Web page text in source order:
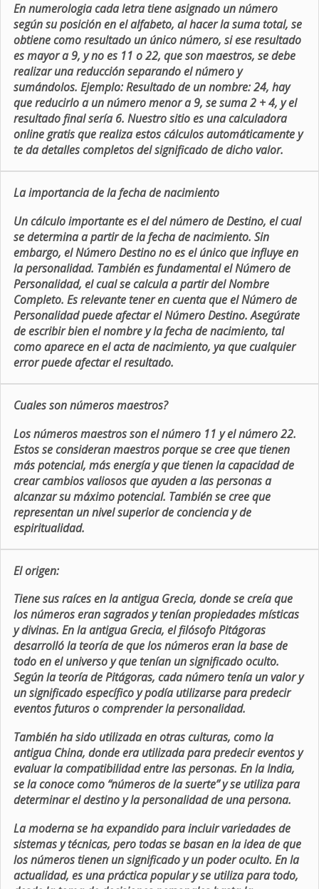
En numerologia cada letra tiene asignado un número
según su posición en el alfabeto, al hacer la suma total, se
obtiene como resultado un único número, si ese resultado
es mayor a 9, y no es 11 o 22, que son maestros, se debe
realizar una reducción separando el número y
sumándolos. Ejemplo: Resultado de un nombre: 24, hay
que reducirlo a un número menor a 9, se suma 2 + 4, y el
resultado final sería 6. Nuestro sitio es una calculadora
online gratis que realiza estos cálculos automáticamente y
te da detalles completos del significado de dicho valor.
La importancia de la fecha de nacimiento
Un cálculo importante es el del número de Destino, el cual
se determina a partir de la fecha de nacimiento. Sin
embargo, el Número Destino no es el único que influye en
la personalidad. También es fundamental el Número de
Personalidad, el cual se calcula a partir del Nombre
Completo. Es relevante tener en cuenta que el Número de
Personalidad puede afectar el Número Destino. Asegúrate
de escribir bien el nombre y la fecha de nacimiento, tal
como aparece en el acta de nacimiento, ya que cualquier
error puede afectar el resultado.
Cuales son números maestros?
Los números maestros son el número 11 y el número 22.
Estos se consideran maestros porque se cree que tienen
más potencial, más energía y que tienen la capacidad de
crear cambios valiosos que ayuden a las personas a
alcanzar su máximo potencial. También se cree que
representan un nivel superior de conciencia y de
espiritualidad.
El origen:
Tiene sus raíces en la antigua Grecia, donde se creía que
los números eran sagrados y tenían propiedades místicas
y divinas. En la antigua Grecia, el filósofo Pitágoras
desarrolló la teoría de que los números eran la base de
todo en el universo y que tenían un significado oculto.
Según la teoría de Pitágoras, cada número tenía un valor y
un significado específico y podía utilizarse para predecir
eventos futuros o comprender la personalidad.
También ha sido utilizada en otras culturas, como la
antigua China, donde era utilizada para predecir eventos y
evaluar la compatibilidad entre las personas. En la India,
se la conoce como “números de la suerte” y se utiliza para
determinar el destino y la personalidad de una persona.
La moderna se ha expandido para incluir variedades de
sistemas y técnicas, pero todas se basan en la idea de que
los números tienen un significado y un poder oculto. En la
actualidad, es una práctica popular y se utiliza para todo,